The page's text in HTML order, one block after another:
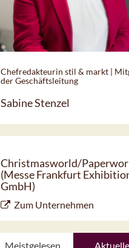
Chefredakteurin stil & markt |
der Geschäftsleitung
Sabine Stenzel
Christmasworld/
(Messe Frankfurt
GmbH)
Zum Unternehmen
Meistgelesen